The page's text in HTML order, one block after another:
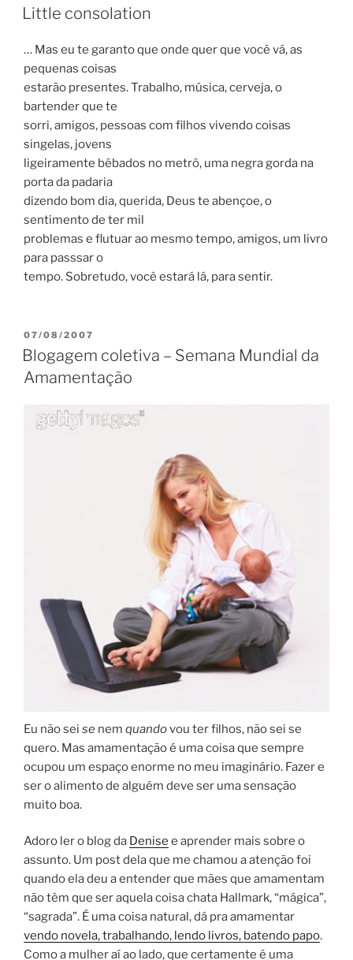
ON
Little consolation
… Mas eu te garanto que onde quer que você vá, as
pequenas coisas
estarão presentes. Trabalho, música, cerveja, o
bartender que te
sorri, amigos, pessoas com filhos vivendo coisas
singelas, jovens
ligeiramente bêbados no metrô, uma negra gorda na
porta da padaria
dizendo bom dia, querida, Deus te abençoe, o
sentimento de ter mil
problemas e flutuar ao mesmo tempo, amigos, um livro
para passsar o
tempo. Sobretudo, você estará lá, para sentir.
POSTED
ON
07/08/2007
Blogagem coletiva – Semana Mundial da
Amamentação
Eu não sei se nem quandovou ter filhos, não sei se
quero. Mas amamentação é uma coisa que sempre
ocupou um espaço enorme no meu imaginário. Fazer e
ser o alimento de alguém deve ser uma sensação
muito boa.
Adoro ler o blog da Denise e aprender mais sobre o
assunto. Um post dela que me chamou a atenção foi
quando ela deu a entender que mães que amamentam
não têm que ser aquela coisa chata Hallmark, “mágica”,
“sagrada”. É uma coisa natural, dá pra amamentar
vendo novela, trabalhando, lendo livros, batendo papo.
Como a mulher aí ao lado, que certamente é uma